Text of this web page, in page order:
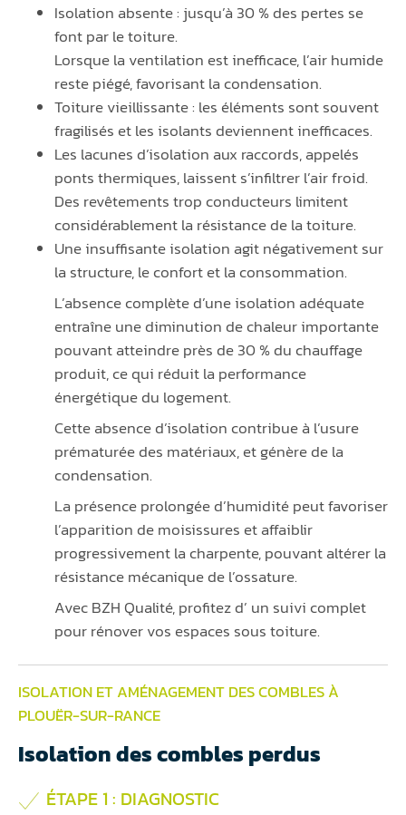
Isolation absente : jusqu’à 30 % des pertes se
font par le toiture.
Lorsque la ventilation est inefficace, l’air humide
reste piégé, favorisant la condensation.
Toiture vieillissante : les éléments sont souvent
fragilisés et les isolants deviennent inefficaces.
Les lacunes d’isolation aux raccords, appelés
ponts thermiques, laissent s’infiltrer l’air froid.
Des revêtements trop conducteurs limitent
considérablement la résistance de la toiture.
Une insuffisante isolation agit négativement sur
la structure, le confort et la consommation.
L’absence complète d’une isolation adéquate
entraîne une diminution de chaleur importante
pouvant atteindre près de 30 % du chauffage
produit, ce qui réduit la performance
énergétique du logement.
Cette absence d’isolation contribue à l’usure
prématurée des matériaux, et génère de la
condensation.
La présence prolongée d’humidité peut favoriser
l’apparition de moisissures et affaiblir
progressivement la charpente, pouvant altérer la
résistance mécanique de l’ossature.
Avec BZH Qualité, profitez d’ un suivi complet
pour rénover vos espaces sous toiture.
ISOLATION ET AMÉNAGEMENT DES COMBLES À
PLOUËR-SUR-RANCE
Isolation des combles perdus
ÉTAPE 1 : DIAGNOSTIC